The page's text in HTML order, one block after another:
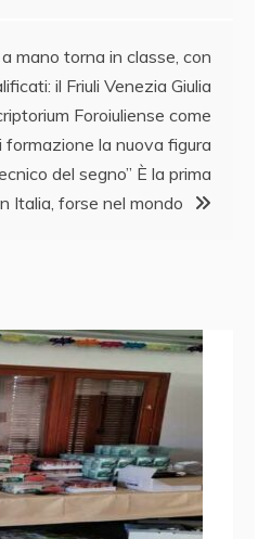
mano torna in classe, con
il Friuli Venezia Giulia
Foroiuliense come
formazione la nuova figura
del segno” È la prima
Italia, forse nel mondo